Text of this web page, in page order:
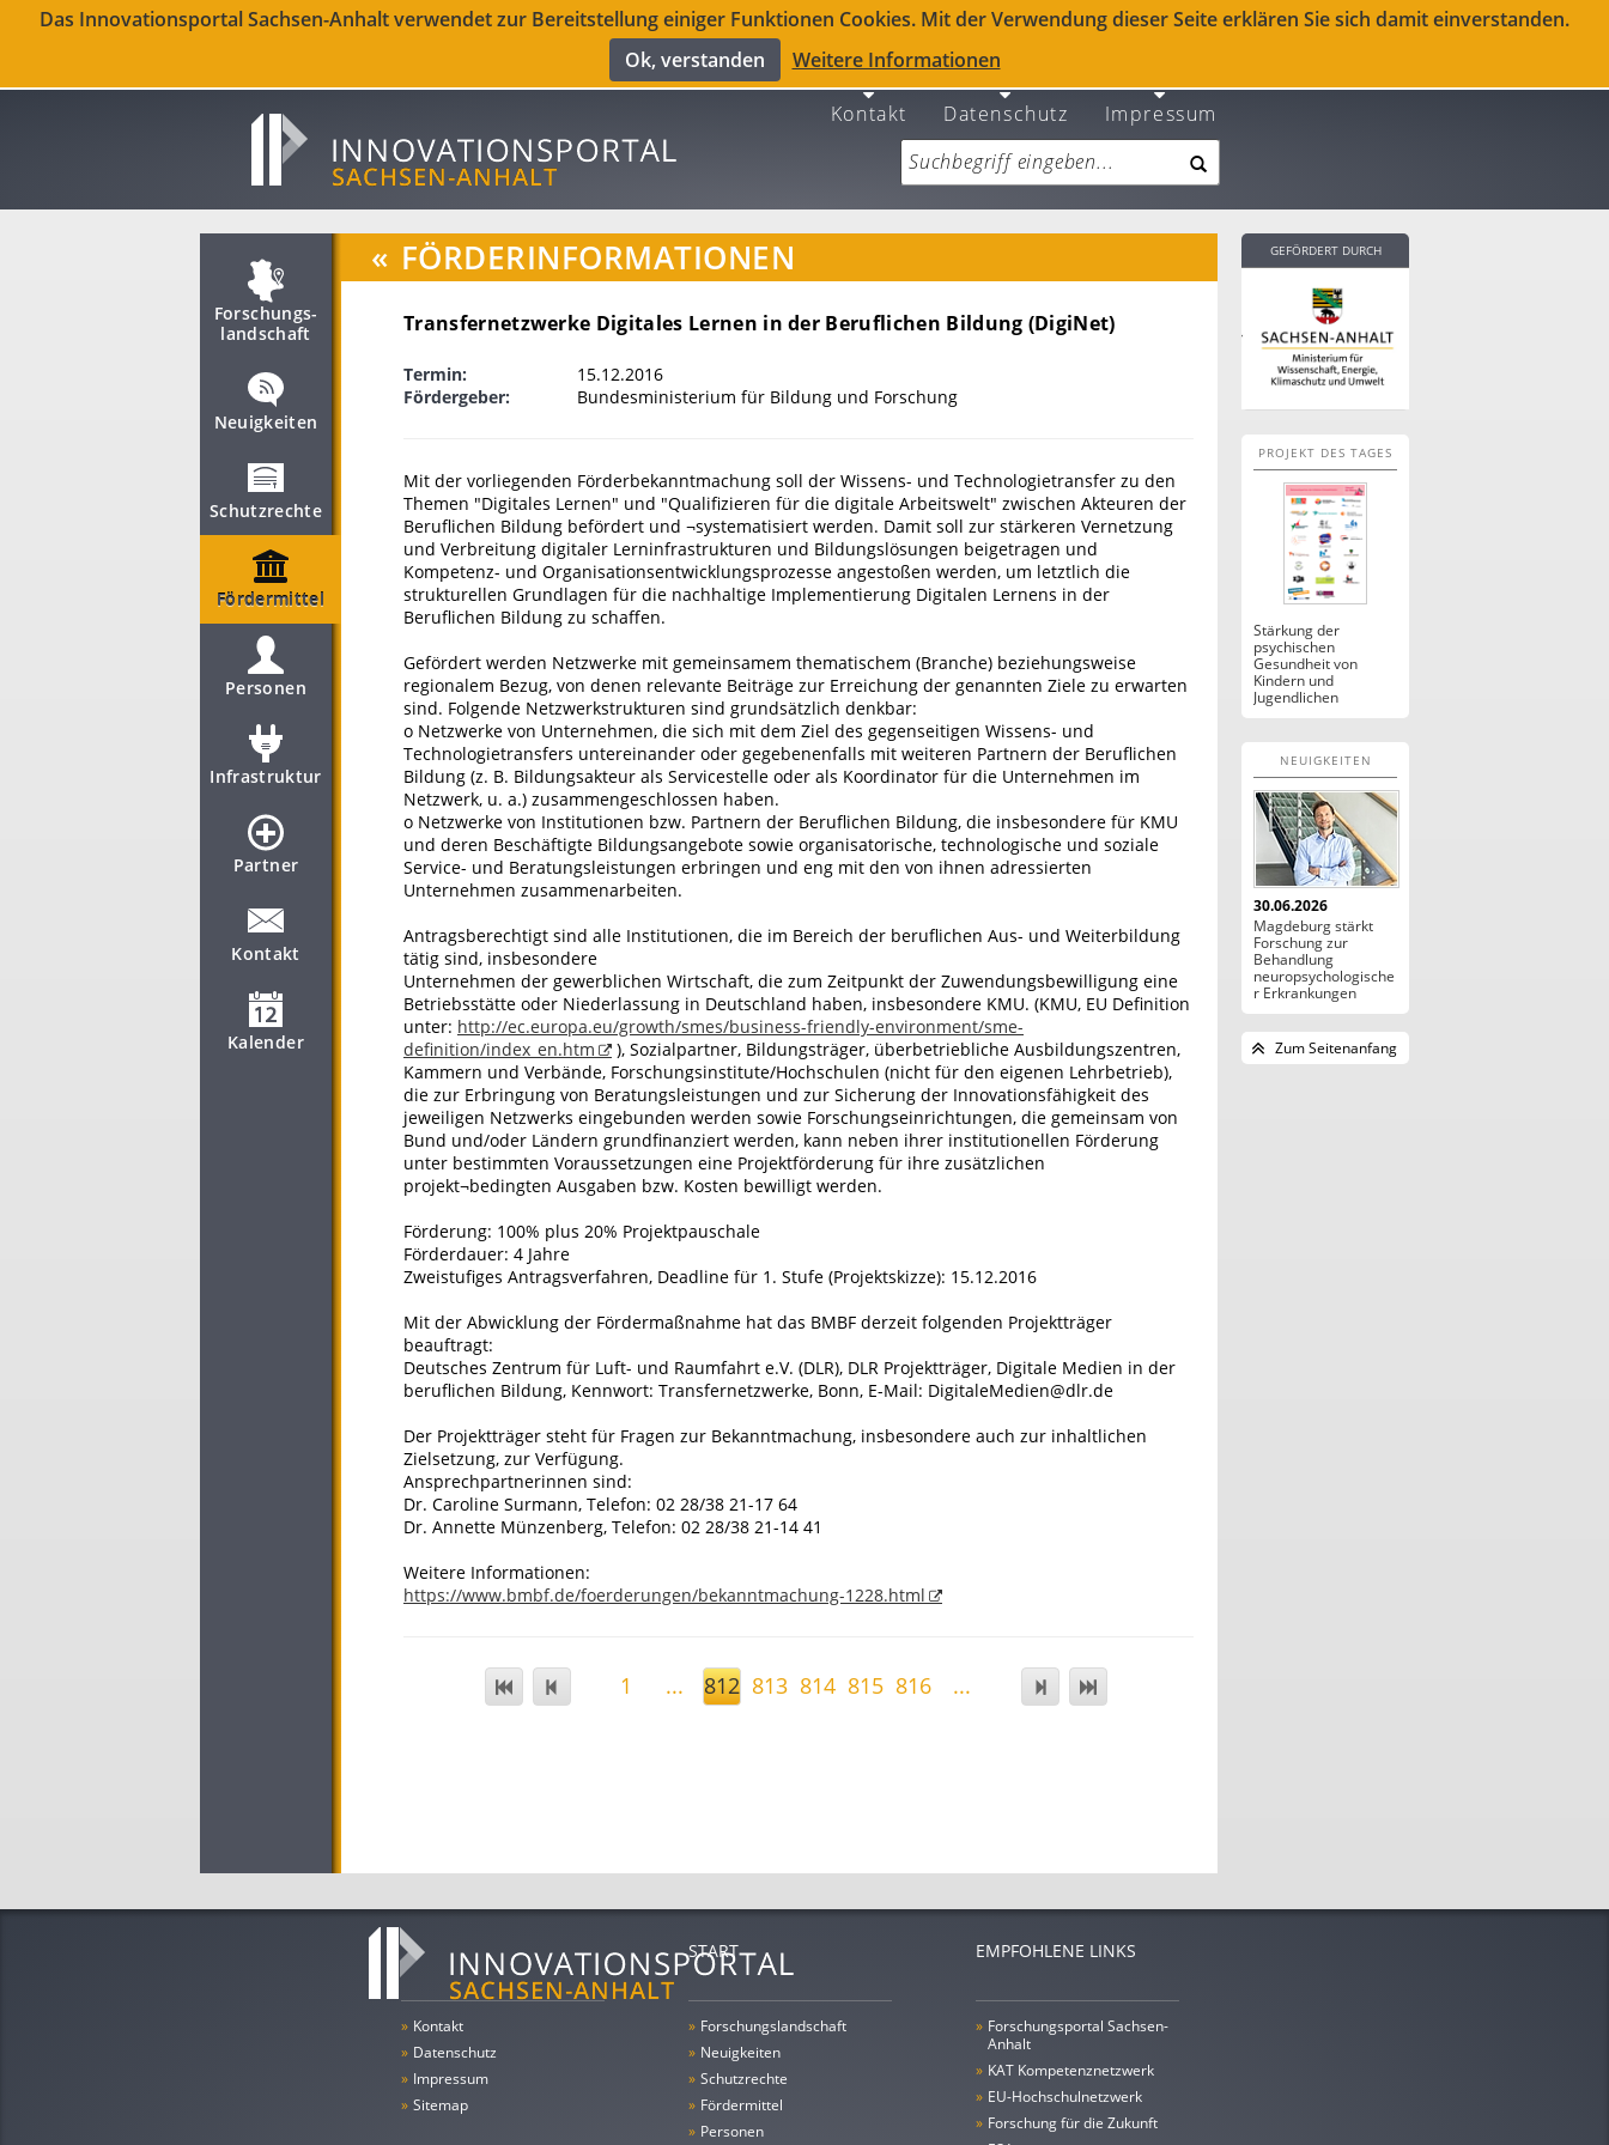
Das Innovationsportal Sachsen-Anhalt verwendet zur Bereitstellung einiger Funktionen Cookies. Mit der Verwendung dieser Seite erklären Sie sich damit einverstanden.
Ok, verstanden
Weitere Informationen
Kontakt Datenschutz Impressum
Forschungs­
landschaft
Neuigkeiten
Schutzrechte
Fördermittel
Personen
Infrastruktur
Partner
Kontakt
Kalender
« FÖRDERINFORMATIONEN
Transfernetzwerke Digitales Lernen in der Beruflichen Bildung (DigiNet)
Termin:
15.12.2016
Fördergeber:
Bundesministerium für Bildung und Forschung
Mit der vorliegenden Förderbekanntmachung soll der Wissens- und Technologietransfer zu den
Themen "Digitales Lernen" und "Qualifizieren für die digitale Arbeitswelt" zwischen Akteuren der
Beruflichen Bildung befördert und ¬systematisiert werden. Damit soll zur stärkeren Vernetzung
und Verbreitung digitaler Lerninfrastrukturen und Bildungslösungen beigetragen und
Kompetenz- und Organisationsentwicklungsprozesse angestoßen werden, um letztlich die
strukturellen Grundlagen für die nachhaltige Implementierung Digitalen Lernens in der
Beruflichen Bildung zu schaffen.
Gefördert werden Netzwerke mit gemeinsamem thematischem (Branche) beziehungsweise
regionalem Bezug, von denen relevante Beiträge zur Erreichung der genannten Ziele zu erwarten
sind. Folgende Netzwerkstrukturen sind grundsätzlich denkbar:
o Netzwerke von Unternehmen, die sich mit dem Ziel des gegenseitigen Wissens- und
Technologietransfers untereinander oder gegebenenfalls mit weiteren Partnern der Beruflichen
Bildung (z. B. Bildungsakteur als Servicestelle oder als Koordinator für die Unternehmen im
Netzwerk, u. a.) zusammengeschlossen haben.
o Netzwerke von Institutionen bzw. Partnern der Beruflichen Bildung, die insbesondere für KMU
und deren Beschäftigte Bildungsangebote sowie organisatorische, technologische und soziale
Service- und Beratungsleistungen erbringen und eng mit den von ihnen adressierten
Unternehmen zusammenarbeiten.
Antragsberechtigt sind alle Institutionen, die im Bereich der beruflichen Aus- und Weiterbildung
tätig sind, insbesondere
Unternehmen der gewerblichen Wirtschaft, die zum Zeitpunkt der Zuwendungsbewilligung eine
Betriebsstätte oder Niederlassung in Deutschland haben, insbesondere KMU. (KMU, EU Definition
unter: http://ec.europa.eu/growth/smes/business-friendly-environment/sme-
definition/index_en.htm
), Sozialpartner, Bildungsträger, überbetriebliche Ausbildungszentren,
Kammern und Verbände, Forschungsinstitute/Hochschulen (nicht für den eigenen Lehrbetrieb),
die zur Erbringung von Beratungsleistungen und zur Sicherung der Innovationsfähigkeit des
jeweiligen Netzwerks eingebunden werden sowie Forschungseinrichtungen, die gemeinsam von
Bund und/oder Ländern grundfinanziert werden, kann neben ihrer institutionellen Förderung
unter bestimmten Voraussetzungen eine Projektförderung für ihre zusätzlichen
projekt¬bedingten Ausgaben bzw. Kosten bewilligt werden.
Förderung: 100% plus 20% Projektpauschale
Förderdauer: 4 Jahre
Zweistufiges Antragsverfahren, Deadline für 1. Stufe (Projektskizze): 15.12.2016
Mit der Abwicklung der Fördermaßnahme hat das BMBF derzeit folgenden Projektträger
beauftragt:
Deutsches Zentrum für Luft- und Raumfahrt e.V. (DLR), DLR Projektträger, Digitale Medien in der
beruflichen Bildung, Kennwort: Transfernetzwerke, Bonn, E-Mail: DigitaleMedien@dlr.de
Der Projektträger steht für Fragen zur Bekanntmachung, insbesondere auch zur inhaltlichen
Zielsetzung, zur Verfügung.
Ansprechpartnerinnen sind:
Dr. Caroline Surmann, Telefon: 02 28/38 21-17 64
Dr. Annette Münzenberg, Telefon: 02 28/38 21-14 41
Weitere Informationen:
https://www.bmbf.de/foerderungen/bekanntmachung-1228.html
1 ... 812 813 814 815 816 ...
GEFÖRDERT DURCH
PROJEKT DES TAGES
Stärkung der
psychischen
Gesundheit von
Kindern und
Jugendlichen
NEUIGKEITEN
30.06.2026
Magdeburg stärkt
Forschung zur
Behandlung
neuropsychologische
r Erkrankungen
Zum Seitenanfang
» Kontakt
» Datenschutz
» Impressum
» Sitemap
START
» Forschungs­landschaft
» Neuigkeiten
» Schutzrechte
» Fördermittel
» Personen
EMPFOHLENE LINKS
» Forschungsportal Sachsen-
Anhalt
» KAT Kompetenznetzwerk
» EU-Hochschulnetzwerk
» Forschung für die Zukunft